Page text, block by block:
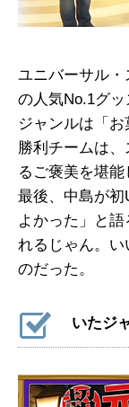
ユニバーサル
の人気No.1グッ
ジャンルは「お
勝利チームは
るご褒美を堪能
最後、中島が
よかった」と
れるじゃん。
のだった。
いたジ